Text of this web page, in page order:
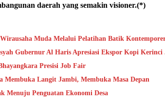
daerah yang semakin visioner.(*)
Muda Melalui Pelatihan Batik
Gubernur Al Haris Apresiasi Ekspor Kopi Kerinci
Presisi Job Fair
Membuka Langit Jambi, Membuka Masa Depan
Menuju Penguatan Ekonomi Desa